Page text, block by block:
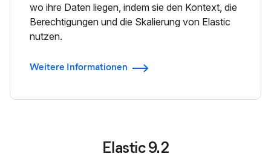
wo ihre Daten liegen, indem sie den Kontext, die
Berechtigungen und die Skalierung von Elastic
nutzen.
Weitere Informationen
Elastic 9.2